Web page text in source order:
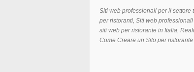
Siti web professionali per il
perristoranti, Siti web
siti web per ristorante in Italia,
Come Creare un Sito per ristorante